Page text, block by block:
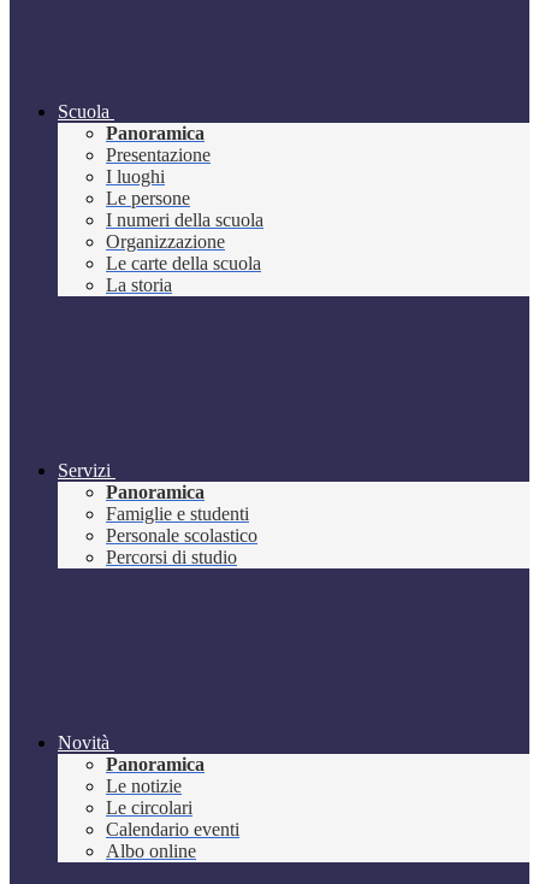
Scuola
Panoramica
Presentazione
I luoghi
Le persone
I numeri della scuola
Organizzazione
Le carte della scuola
La storia
Servizi
Panoramica
Famiglie e studenti
Personale scolastico
Percorsi di studio
Novità
Panoramica
Le notizie
Le circolari
Calendario eventi
Albo online